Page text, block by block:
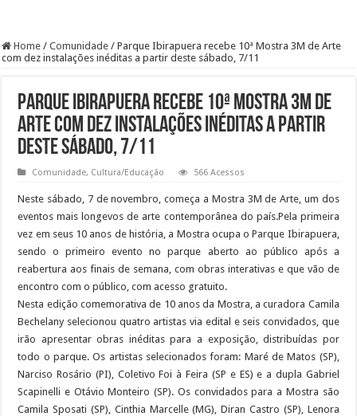
Home / Comunidade / Parque Ibirapuera recebe 10ª Mostra 3M de Arte
com dez instalações inéditas a partir deste sábado, 7/11
Parque Ibirapuera recebe 10ª Mostra 3M de
Arte com dez instalações inéditas a partir
deste sábado, 7/11
Comunidade, Cultura/Educação 566 Acessos
Neste sábado, 7 de novembro, começa a Mostra 3M de Arte, um dos
eventos mais longevos de arte contemporânea do país.Pela primeira
vez em seus 10 anos de história, a Mostra ocupa o Parque Ibirapuera,
sendo o primeiro evento no parque aberto ao público após a
reabertura aos finais de semana, com obras interativas e que vão de
encontro com o público, com acesso gratuito.
Nesta edição comemorativa de 10 anos da Mostra, a curadora Camila
Bechelany selecionou quatro artistas via edital e seis convidados, que
irão apresentar obras inéditas para a exposição, distribuídas por
todo o parque. Os artistas selecionados foram: Maré de Matos (SP),
Narciso Rosário (PI), Coletivo Foi à Feira (SP e ES) e a dupla Gabriel
Scapinelli e Otávio Monteiro (SP). Os convidados para a Mostra são
Camila Sposati (SP), Cinthia Marcelle (MG), Diran Castro (SP), Lenora